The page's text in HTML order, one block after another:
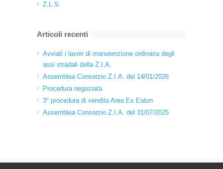
Z.L.S.
Articoli recenti
Avviati i lavori di manutenzione ordinaria degli
assi stradali della Z.I.A.
Assemblea Consorzio Z.I.A. del 14/01/2026
Procedura negoziata
3° procedura di vendita Area Ex Eaton
Assemblea Consorzio Z.I.A. del 31/07/2025